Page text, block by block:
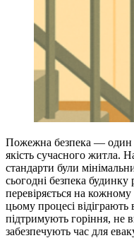
Пожежна безпека — один
якість сучасного житла.
стандарти були
сьогодні безпека
перевіряється на
цьому процесі
підтримують горіння, не
забезпечують час для